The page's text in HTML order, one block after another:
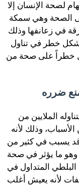
لصحة الإنسان إلا
الصحة وهي سمكة
في زعانفها وذلك
خطر في تناول
خطراً على صحة من
ضرره
الملايين من
وذلك لأنه
قد يسبب في كثير من
وهو ما يؤثر في صحة
المتداول في
لأنه يعيش أغلب